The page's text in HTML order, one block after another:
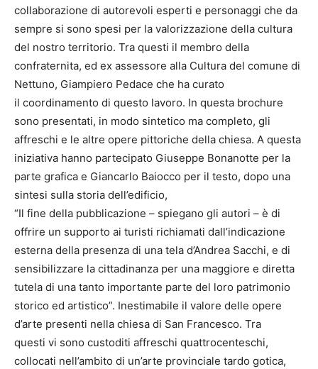
collaborazione di autorevoli esperti e personaggi che da
sempre si sono spesi per la valorizzazione della cultura
del nostro territorio. Tra questi il membro della
confraternita, ed ex assessore alla Cultura del comune di
Nettuno, Giampiero Pedace che ha curato
il coordinamento di questo lavoro. In questa brochure
sono presentati, in modo sintetico ma completo, gli
affreschi e le altre opere pittoriche della chiesa. A questa
iniziativa hanno partecipato Giuseppe Bonanotte per la
parte grafica e Giancarlo Baiocco per il testo, dopo una
sintesi sulla storia dell’edificio,
“Il fine della pubblicazione – spiegano gli autori – è di
offrire un supporto ai turisti richiamati dall’indicazione
esterna della presenza di una tela d’Andrea Sacchi, e di
sensibilizzare la cittadinanza per una maggiore e diretta
tutela di una tanto importante parte del loro patrimonio
storico ed artistico”. Inestimabile il valore delle opere
d’arte presenti nella chiesa di San Francesco. Tra
questi vi sono custoditi affreschi quattrocenteschi,
collocati nell’ambito di un’arte provinciale tardo gotica,